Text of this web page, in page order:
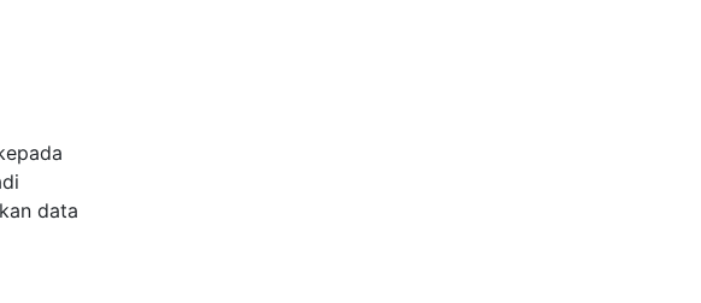
data